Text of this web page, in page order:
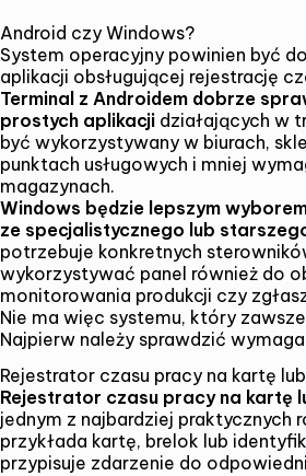
Android czy Windows?
System operacyjny powinien być
aplikacji obsługującej rejestrację
Terminal z Androidem dobrze
prostych aplikacji działających w
być wykorzystywany w biurach,
punktach usługowych i mniej
magazynach.
Windows będzie lepszym
ze specjalistycznego lub
potrzebuje konkretnych
wykorzystywać panel również do
monitorowania produkcji czy
Nie ma więc systemu, który
Najpierw należy sprawdzić
Rejestrator czasu pracy na kartę
Rejestrator czasu pracy na kartę
jednym z najbardziej praktycznych
przykłada kartę, brelok lub
przypisuje zdarzenie do